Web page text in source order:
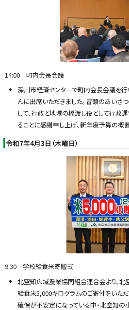
14:00 町内会長会議
深川市経済センターで町内会長会議を
んに出席いただきました。冒頭のあいさ
して、行政と地域の橋渡し役として行政
ることに感謝申し上げ、新年度予算の概
令和7年4月3日（木曜日）
9:30 学校給食米寄贈式
北空知広域農業協同組合連合会より、
給食米5,000キログラムのご寄付をいた
確保が不安定になっている中・北空知の